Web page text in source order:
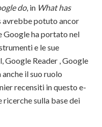
do, in What has
avrebbe potuto ancor
Google ha portato nel
e le sue
Google Reader , Google
il suo ruolo
recensiti in questo e-
sulla base dei